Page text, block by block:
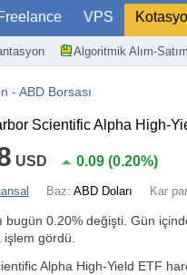
VPS
Algoritmik Alım-
- ABD Borsası
Scientific Alpha High-
USD 0.09 (0.20%)
Baz: ABD Doları Kar
bugün 0.20% değişti. Gün
işlem gördü.
Alpha High-Yield ETF